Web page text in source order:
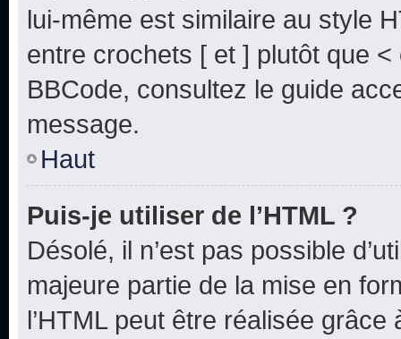
lui-même est similaire au style
entre crochets [ et ] plutôt que
BBCode, consultez le guide
message.
Haut
Puis-je utiliser de l’HTML ?
Désolé, il n’est pas possible
majeure partie de la mise en
l’HTML peut être réalisée grâce